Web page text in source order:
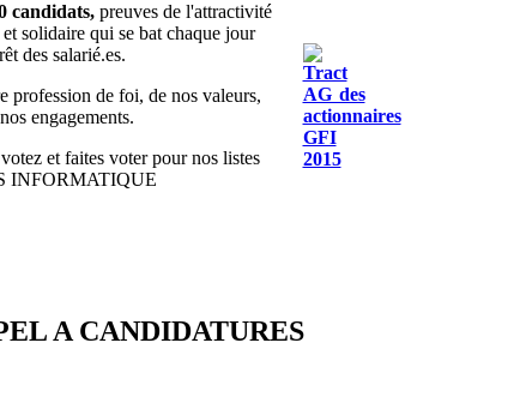
candidats,preuves de l'attractivité
solidaire qui se bat chaque jour
des salarié.es.
profession de foi, de nos valeurs,
engagements.
et faites voter pour nos listes
INFORMATIQUE
A CANDIDATURES